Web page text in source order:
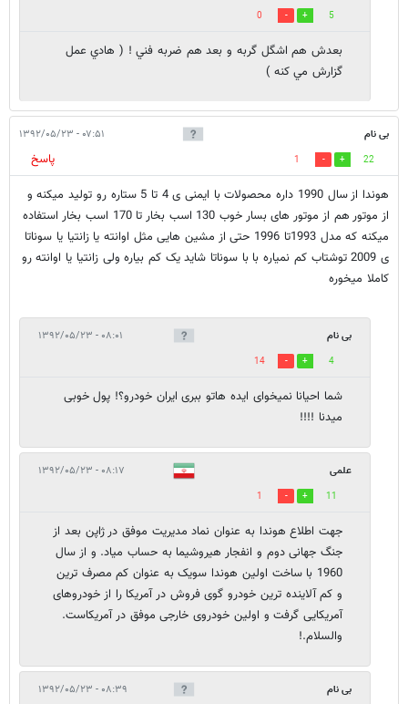
5
0
بعدش هم اشگل گربه و بعد هم ضربه فني ! ( هادي عمل
گزارش مي كنه )
بی نام ۰۷:۵۱ - ۱۳۹۲/۰۵/۲۳
22
1
پاسخ
هوندا از سال 1990 داره محصولات با ایمنی ی 4 تا 5 ستاره رو تولید میکنه و
از موتور هم از موتور های بسار خوب 130 اسب بخار تا 170 اسب بخار استفاده
میکنه که مدل 1993تا 1996 حتی از مشین هایی مثل اوانته یا زانتیا یا سوناتا
ی 2009 توشتاب کم نمیاره با با سوناتا شاید یک کم بیاره ولی زانتیا یا اوانته رو
کاملا میخوره
بی نام ۰۸:۰۱ - ۱۳۹۲/۰۵/۲۳
4
14
شما احیانا نمیخوای ایده هاتو ببری ایران خودرو؟! پول خوبی
میدنا !!!!
علمی ۰۸:۱۷ - ۱۳۹۲/۰۵/۲۳
11
1
جهت اطلاع هوندا به عنوان نماد مدیریت موفق در ژاپن بعد از
جنگ جهانی دوم و انفجار هیروشیما به حساب میاد. و از سال
1960 با ساخت اولین هوندا سویک به عنوان کم مصرف ترین
و کم آلاینده ترین خودرو گوی فروش در آمریکا را از خودروهای
آمریکایی گرفت و اولین خودروی خارجی موفق در آمریکاست.
والسلام.!
بی نام ۰۸:۳۹ - ۱۳۹۲/۰۵/۲۳